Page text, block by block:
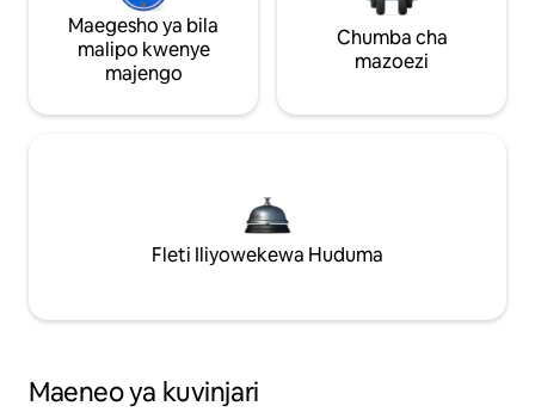
Maegesho ya bila
malipo kwenye
majengo
Chumba cha
mazoezi
Fleti Iliyowekewa Huduma
Maeneo ya kuvinjari